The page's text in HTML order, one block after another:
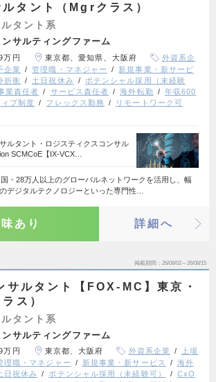
タント（Mgrクラス）
タント系
サルティングファーム
万円 東京都、愛知県、大阪府
外資系企
企業 管理職・マネジャー
新規事業・新サービ
折衝 土日祝休み
ポテンシャル採用（未経験
業責任者 サービス責任者 海外転勤
年収600
ブ制度 フレックス勤務
リモートワーク可
ルタント・ロジスティクスコンサル
SCMCoE【IX-VCX…
・28万人以上のグローバルネットワークを活用し、幅
デジタルテクノロジーといった専門性…
あり 詳細へ
掲載期間 26/08/02～26/08/15
ルタント【FOX-MC】東京・
ス）
タント系
サルティングファーム
万円 東京都、大阪府 外資系企業
上場
理職・マネジャー 新規事業・新サービス
海外
日祝休み ポテンシャル採用（未経験可）
CxO